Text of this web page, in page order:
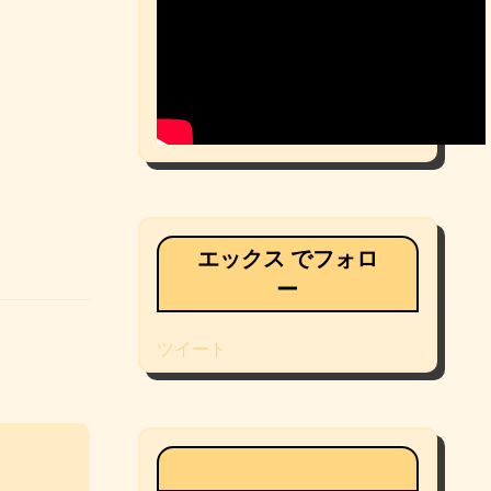
エックス でフォロ
ー
ツイート